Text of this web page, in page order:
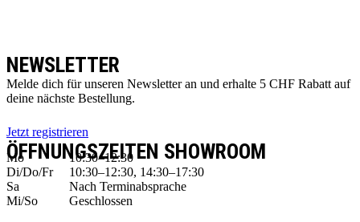
NEWSLETTER
Melde dich für unseren Newsletter an und erhalte 5 CHF Rabatt auf
deine nächste Bestellung.
Jetzt registrieren
ÖFFNUNGSZEITEN SHOWROOM
Mo
10:30–12:30
Di/Do/Fr
10:30–12:30, 14:30–17:30
Sa
Nach Terminabsprache
Mi/So
Geschlossen